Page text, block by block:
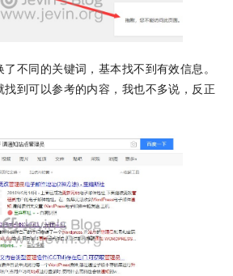
不同的关键词，基本找不到有效信息。
到可以参考的内容，我也不多说，反正